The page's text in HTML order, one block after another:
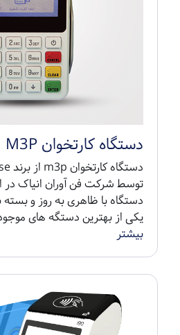
دستگاه کارتخوان M3P
توسط شرکت فن آوران انیاک در
دستگاه با ظاهری به روز و
یکی از بهترین دستگه های
بیشتر